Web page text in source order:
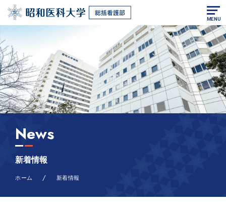
MENU
News
新着情報
ホーム / 新着情報